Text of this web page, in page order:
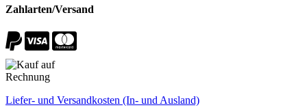
Zahlarten/Versand
Liefer- und Versandkosten (In- und Ausland)